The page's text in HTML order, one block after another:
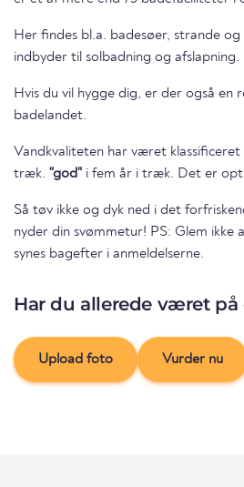
Her findes bl.a. badesøer, strande
indbyder til solbadning og afslapning.
Hvis du vil hygge dig, er der også en
badelandet.
Vandkvaliteten har været klassificeret
træk. "god" i fem år i træk. Det er
Så tøv ikke og dyk ned i det
nyder din svømmetur! PS: Glem ikke
synes bagefter i anmeldelserne.
Har du allerede været på
Upload foto Vurder nu